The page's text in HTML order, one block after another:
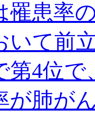
罹患率
いて前
第4位で
が肺が